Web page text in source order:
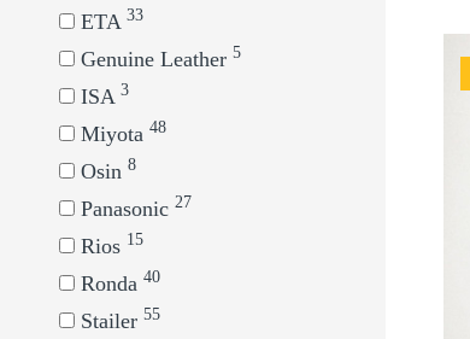
ETA 33
Genuine Leather 5
ISA 3
Miyota 48
Osin 8
Panasonic 27
Rios 15
Ronda 40
Stailer 55